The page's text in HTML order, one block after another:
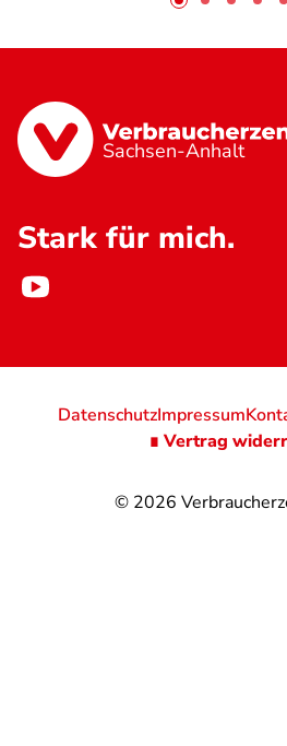
Sachsen-Anhalt
Stark für mich.
© 2026
DatenschutzImpressum
∎ Vertrag